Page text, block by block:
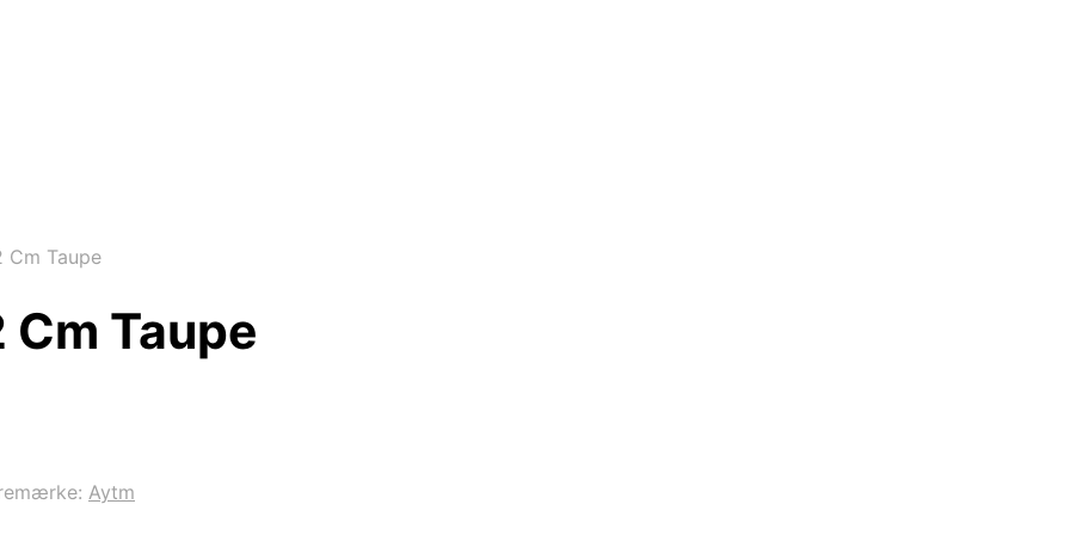
Cm Taupe
Taupe
Aytm